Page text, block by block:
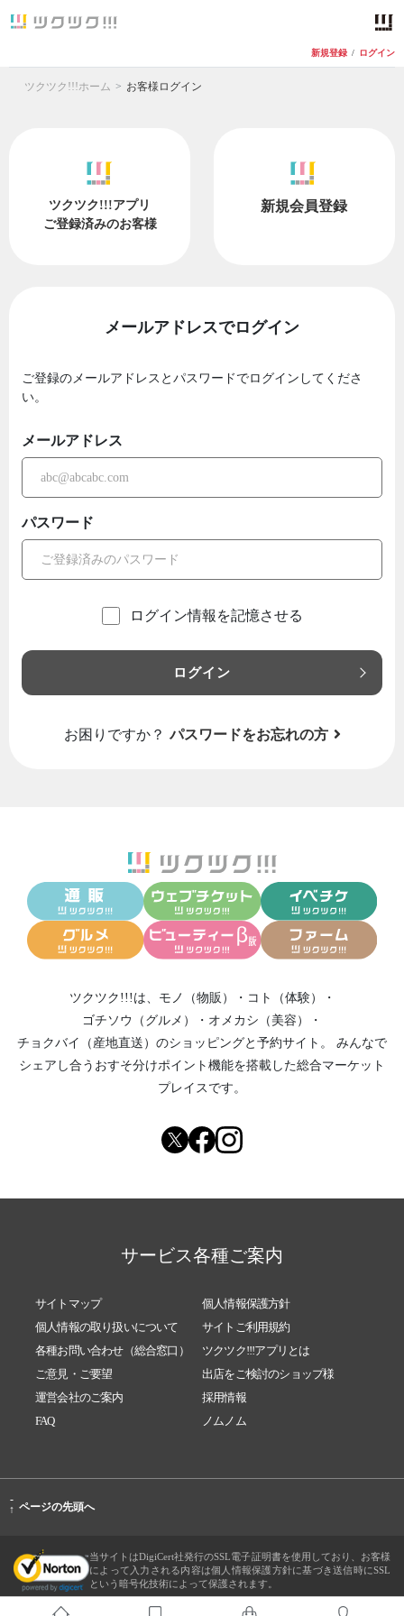
新規登録 / ログイン
ツクツク!!!ホーム お客様ログイン
ツクツク!!!アプリ
ご登録済みのお客様
新規会員登録
メールアドレスでログイン
ご登録のメールアドレスとパスワードでログインしてくださ
い。
メールアドレス
パスワード
ログイン情報を記憶させる
ログイン
お困りですか？ パスワードをお忘れの方
ツクツク!!!は、 モノ（物販） ・ コト（体験）
・
ゴチソウ（グルメ）
・ オメカシ（美容）
・
チョクバイ（産地直送） のショッピングと予約サイト。
みんなで
シェアし合う おすそ分けポイント機能を搭載した総合マーケット
プレイスです。
サービス各種ご案内
サイトマップ
個人情報保護方針
個人情報の取り扱いについて
サイトご利用規約
各種お問い合わせ（総合窓口）
ツクツク!!!アプリとは
ご意見・ご要望
出店をご検討のショップ様
運営会社のご案内
採用情報
FAQ
ノムノム
-
↑ ページの先頭へ
当サイトはDigiCert社発行のSSL電子証明書を使用しており、お客様
によって入力される内容は個人情報保護方針に基づき送信時にSSL
という暗号化技術によって保護されます。